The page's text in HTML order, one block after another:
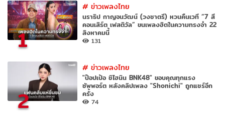
1
#ข่าวเพลงไทย
นราธิป กาญจนวัฒน์ (วงชาตรี) หวนคืนเวที “7 สี
คอนเสิร์ต เฟสติวัล” ขนเพลงฮิตในความทรงจำ 22
สิงหาคมนี้
131
2
#ข่าวเพลงไทย
"ป๊อปเป้อ ชิไฮนิน BNK48" ขอบคุณทุกแรง
ซัพพอร์ต หลังคลิปเพลง "Shonichi" ถูกแชร์อีก
ครั้ง
74